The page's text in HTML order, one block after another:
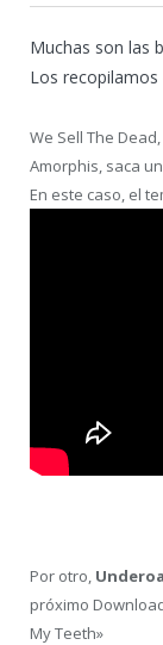
Muchas son las
Los
We Sell The
Amorphis, saca
En este caso, el
Por otro,
próximo
My Teeth»